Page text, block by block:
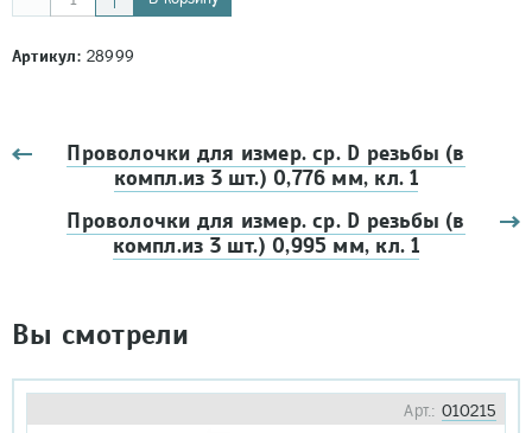
Артикул:28999
Проволочки для измер. ср. D резьбы (в
компл.из 3 шт.) 0,776 мм, кл. 1
Проволочки для измер. ср. D резьбы (в
компл.из 3 шт.) 0,995 мм, кл. 1
Вы смотрели
Арт.: 010215